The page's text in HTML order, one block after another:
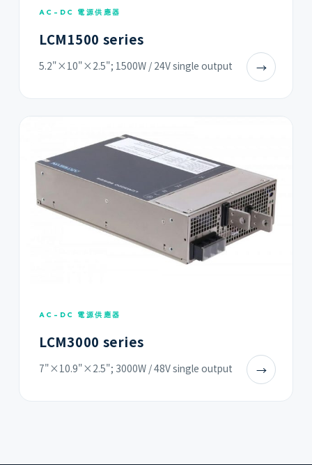
AC-DC 電源供應器
LCM1500 series
5.2"×10"×2.5"; 1500W / 24V single output →
AC-DC 電源供應器
LCM3000 series
7"×10.9"×2.5"; 3000W / 48V single output →